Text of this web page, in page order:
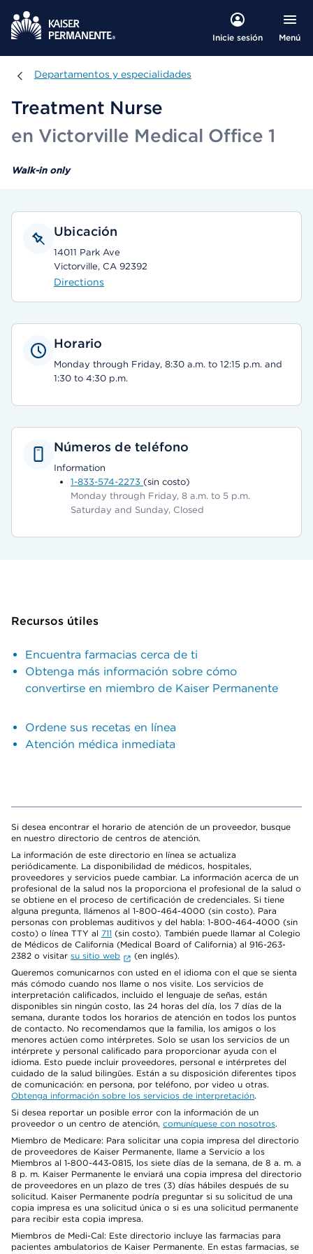
Inicie sesión Menú
Departamentos y especialidades
Departamentos y especialidades
Treatment Nurse
en Victorville Medical Office 1
Walk-in only
Ubicación
14011 Park Ave
Victorville, CA 92392
Directions
Horario
Monday through Friday, 8:30 a.m. to 12:15 p.m. and
1:30 to 4:30 p.m.
Números de teléfono
Information
1-833-574-2273 (sin costo)
Monday through Friday, 8 a.m. to 5 p.m.
Saturday and Sunday, Closed
Recursos útiles
Encuentra farmacias cerca de ti
Obtenga más información sobre cómo
convertirse en miembro de Kaiser Permanente
Ordene sus recetas en línea
Atención médica inmediata
Si desea encontrar el horario de atención de un proveedor, busque
en nuestro directorio de centros de atención.
La información de este directorio en línea se actualiza
periódicamente. La disponibilidad de médicos, hospitales,
proveedores y servicios puede cambiar. La información acerca de un
profesional de la salud nos la proporciona el profesional de la salud o
se obtiene en el proceso de certificación de credenciales. Si tiene
alguna pregunta, llámenos al 1-800-464-4000 (sin costo). Para
personas con problemas auditivos y del habla: 1-800-464-4000 (sin
costo) o línea TTY al 711 (sin costo). También puede llamar al Colegio
de Médicos de California (Medical Board of California) al 916-263-
2382 o visitar su sitio web
(en inglés).
Queremos comunicarnos con usted en el idioma con el que se sienta
más cómodo cuando nos llame o nos visite. Los servicios de
interpretación calificados, incluido el lenguaje de señas, están
disponibles sin ningún costo, las 24 horas del día, los 7 días de la
semana, durante todos los horarios de atención en todos los puntos
de contacto. No recomendamos que la familia, los amigos o los
menores actúen como intérpretes. Solo se usan los servicios de un
intérprete y personal calificado para proporcionar ayuda con el
idioma. Esto puede incluir proveedores, personal e intérpretes del
cuidado de la salud bilingües. Están a su disposición diferentes tipos
de comunicación: en persona, por teléfono, por video u otras.
Obtenga información sobre los servicios de interpretación.
Si desea reportar un posible error con la información de un
proveedor o un centro de atención, comuníquese con nosotros.
Miembro de Medicare: Para solicitar una copia impresa del directorio
de proveedores de Kaiser Permanente, llame a Servicio a los
Miembros al 1-800-443-0815, los siete días de la semana, de 8 a. m. a
8 p. m. Kaiser Permanente le enviará una copia impresa del directorio
de proveedores en un plazo de tres (3) días hábiles después de su
solicitud. Kaiser Permanente podría preguntar si su solicitud de una
copia impresa es una solicitud única o si es una solicitud permanente
para recibir esta copia impresa.
Miembros de Medi-Cal: Este directorio incluye las farmacias para
pacientes ambulatorios de Kaiser Permanente. En estas farmacias, se